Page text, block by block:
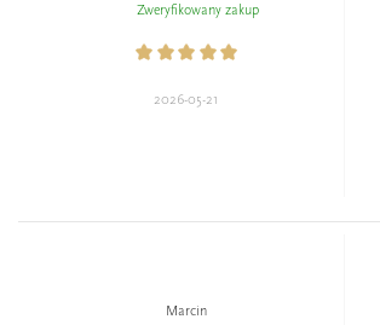
Zweryfikowany zakup
2026-05-21
Marcin